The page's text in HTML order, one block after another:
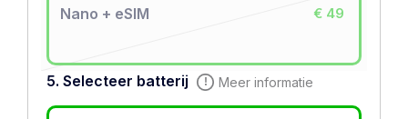
Nano + eSIM € 49
5. Selecteer batterij Meer informatie